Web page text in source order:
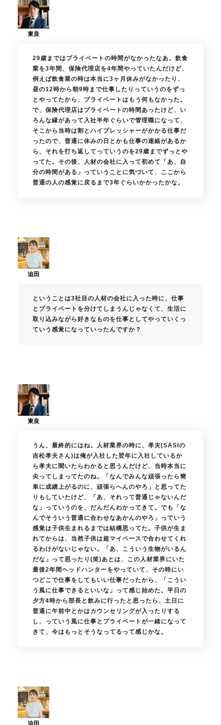
29歳まではプライベートの時間がなかったなあ。飲食
業を3年間、保険代理店を4年間やっていたんだけど、
例えば飲食業の時は本当に3ヶ月休みがなかったり、
昼の12時から朝9時まで仕事したりっていうのをずっ
とやってたから、プライベートはもう何もなかった。
で、保険代理店はプライベートの時間あったけど、い
ろんな縁があって入社半年ぐらいで管理職になって、
そこから当時は割とハイプレッシャーがかかる仕事だ
ったので、普通に休みの日とかも仕事の連絡があるか
ら、それを打ち返してっていうのを29歳までずっとや
ってた。その後、人材の会社に入って初めて「あ、自
分の時間がある」っていうことに気づいて、ここから
普通の人の感覚に戻るまで3年ぐらいかかったかな。
ということは3社目の人材の会社に入った時に、仕事
とプライベートを分けてしまうんじゃなくて、生活に
取り込みながら好きなものを仕事としてやっていくっ
ていう感覚になっていったんですか？
うん、最終的にはね。人材業界の時に、孝夫(SASIの
吉松孝夫さん)は俺が入社した翌年に入社しているか
ら孝夫に聞いたらわかると思うんだけど、当時本当に
尖ってしまってたのね。「なんでみんな頑張ったら簡
単に成績上がるのに、頑張らへんのやろ」と思ってた
りもしていたけど、「あ、それって普通じゃないんだ
な」っていうのを、だんだんわかってきて。でも「な
んでそういう普通に合わせなあかんのやろ」っていう
感覚は子供生まれるまでは結構思ってた。子供が生ま
れてからは、当然子供は超マイペースで合わせてくれ
るわけがないじゃない。「あ、こういう生物がいるん
だな」って思ったり(笑)あとは、この人材業界にいた
最後2年間ヘッドハンターをやっていて、その時にい
つどこで仕事をしてもいい仕事だったから、「こうい
う風に仕事できるといいな」って感じ始めた。平日の
夕方4時から部長と飲みに行ったと思ったら、土日に
普通に午前中とかはカウンセリングが入ったりする
し、っていう風に仕事とプライベートが一緒になって
きて、今はもっとそうなってるって感じかな。